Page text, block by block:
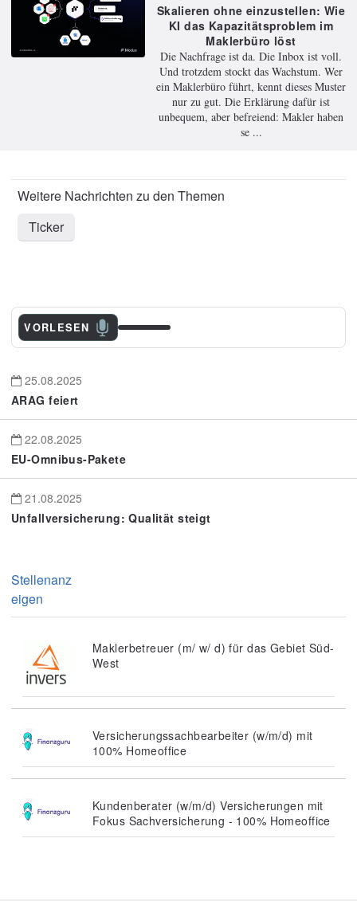
Skalieren ohne einzustellen: Wie
KI das Kapazitätsproblem im
Maklerbüro löst
Die Nachfrage ist da. Die Inbox ist voll.
Und trotzdem stockt das Wachstum. Wer
ein Maklerbüro führt, kennt dieses Muster
nur zu gut. Die Erklärung dafür ist
unbequem, aber befreiend: Makler haben
se ...
Ticker
VORLESEN
25.08.2025
ARAG feiert
22.08.2025
EU-Omnibus-Pakete
21.08.2025
Unfallversicherung: Qualität steigt
Stellenanz
eigen
Maklerbetreuer (m/ w/ d) für das Gebiet Süd-
West
Versicherungssachbearbeiter (w/m/d) mit
100% Homeoffice
Kundenberater (w/m/d) Versicherungen mit
Fokus Sachversicherung - 100% Homeoffice